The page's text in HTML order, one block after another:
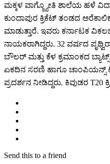
ಮಕ್ಕಳ ವಾಗ್ಜ್ಯೋತಿ ಶಾಲೆಯ ಹಳೆ
ಕುಂದಾಪುರ ಕ್ರಿಕೆಟ್ ತಂಡದ
ಮಾಡುತ್ತಾರೆ. ಇವರು ಕರ್ನಾಟಕ
ನಾಯಕರಾಗಿದ್ದರು. 32 ವರ್ಷದ
ಬೌಲರ್ ಮತ್ತು ಕೆಳ ಕ್ರಮಾಂಕದ
ಏಕದಿನ ಸರಣಿ ಹಾಗೂ ಚಾಂಪಿಯನ್ಸ್
ಪ್ರದರ್ಶನ ನೀಡಿದ್ದರು. ಕಿವುಡರ
Send this to a friend